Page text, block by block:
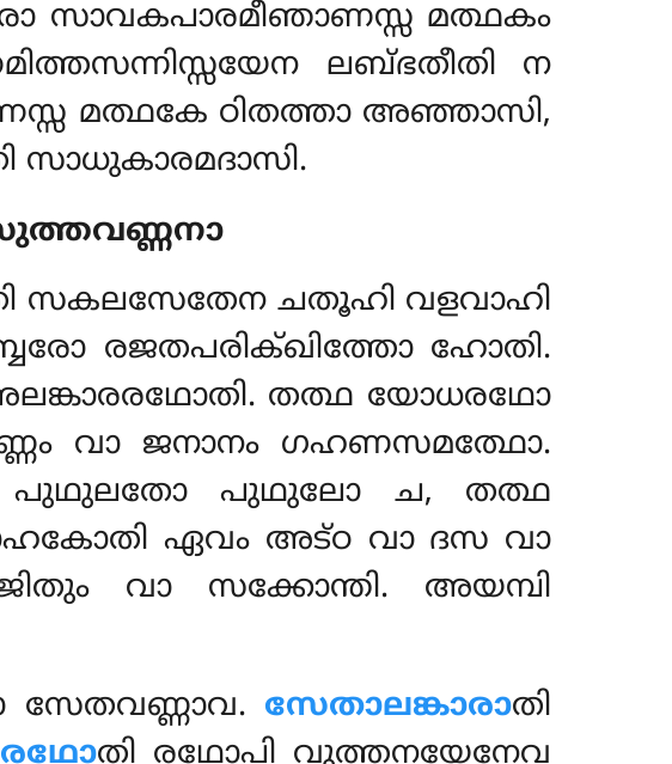
സാവകപാരമീഞാണസ്സ മത്ഥകം
ലബ്ഭതീതി ന
മത്ഥകേ ഠിതത്താ അഞ്ഞാസി,
സാധുകാരമദാസി.
സകലസേതേന ചതൂഹി വളവാഹി
രജതപരിക്ഖിത്തോ ഹോതി.
തത്ഥ യോധരഥോ
വാ ജനാനം ഗഹണസമത്ഥോ.
പുഥുലതോ പുഥുലോ ച, തത്ഥ
ഏവം അട്ഠ വാ ദസ വാ
വാ സക്കോന്തി. അയമ്പി
സേതവണ്ണാവ. സേതാലങ്കാരാതി
തി രഥോപി വുത്തനയേനേവ